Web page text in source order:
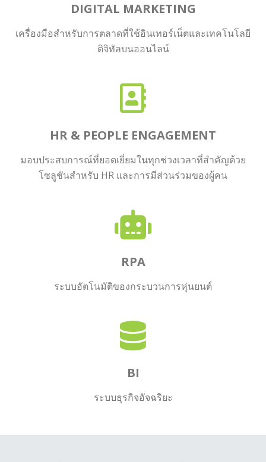
DIGITAL MARKETING
เครื่องมือสำหรับการตลาดที่ใช้อินเทอร์เน็ตและเทคโนโลยี
ดิจิทัลบนออนไลน์
HR & PEOPLE ENGAGEMENT
มอบประสบการณ์ที่ยอดเยี่ยมในทุกช่วงเวลาที่สำคัญด้วย
โซลูชันสำหรับ HR และการมีส่วนร่วมของผู้คน
RPA
ระบบอัตโนมัติของกระบวนการหุ่นยนต์
BI
ระบบธุรกิจอัจฉริยะ